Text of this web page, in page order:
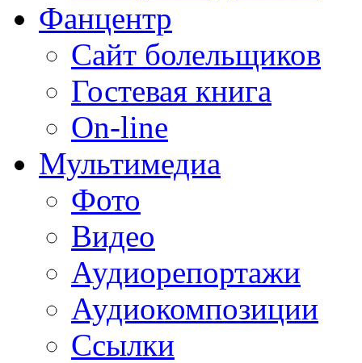
Фанцентр
Сайт болельщиков
Гостевая книга
On-line
Мультимедиа
Фото
Видео
Аудиорепортажи
Аудиокомпозиции
Ссылки